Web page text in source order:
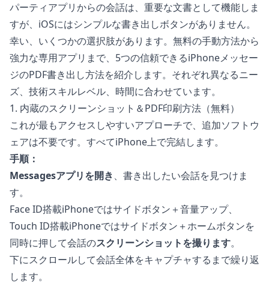
パーティアプリからの会話は、重要な文書として機能しま
すが、iOSにはシンプルな書き出しボタンがありません。
幸い、いくつかの選択肢があります。無料の手動方法から
強力な専用アプリまで、5つの信頼できるiPhoneメッセー
ジのPDF書き出し方法を紹介します。それぞれ異なるニー
ズ、技術スキルレベル、時間に合わせています。
1. 内蔵のスクリーンショット＆PDF印刷方法（無料）
これが最もアクセスしやすいアプローチで、追加ソフトウ
ェアは不要です。すべてiPhone上で完結します。
手順：
Messagesアプリを開き、書き出したい会話を見つけま
す。
Face ID搭載iPhoneではサイドボタン＋音量アップ、
Touch ID搭載iPhoneではサイドボタン＋ホームボタンを
同時に押して会話のスクリーンショットを撮ります。
下にスクロールして会話全体をキャプチャするまで繰り返
します。